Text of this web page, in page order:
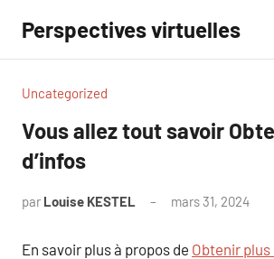
contenu
Perspectives virtuelles
Uncategorized
Vous allez tout savoir
d’infos
par Louise KESTEL mars 31, 2024
En savoir plus à propos de Obtenir plus